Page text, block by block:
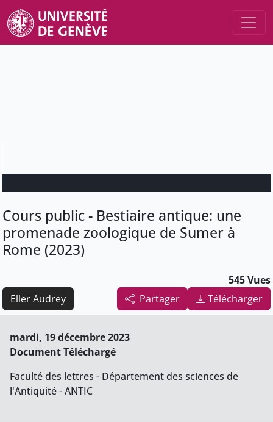
Cours public - Bestiaire antique: une
promenade zoologique de Sumer à
Rome (2023)
545 Vues
Partager
Télécharger
Eller Audrey
mardi, 19 décembre 2023
Document Téléchargé
Faculté des lettres - Département des sciences de
l'Antiquité - ANTIC